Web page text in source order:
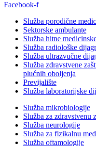
Facebook-f
Služba porodične
Sektorske ambulante
Služba hitne
Služba radiološke
Služba ultrazvučne
Služba zdravstvene
plućnih oboljenja
Previjalište
Služba laboratorijske
Služba mikrobiologije
Služba za zdravstvenu
Služba neurologije
Služba za fizikalnu
Služba oftamologije